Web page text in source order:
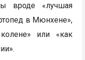
вроде «лучшая
в Мюнхене»,
или «как